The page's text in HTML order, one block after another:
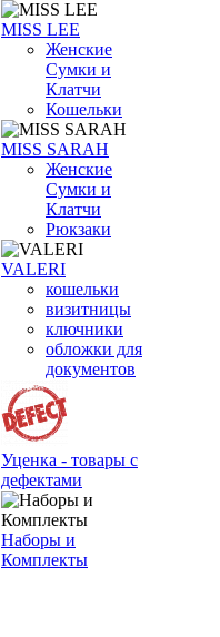
MISS LEE
Женские
Сумки и
Клатчи
Кошельки
MISS SARAH
Женские
Сумки и
Клатчи
Рюкзаки
VALERI
кошельки
визитницы
ключники
обложки для
документов
Уценка - товары с
дефектами
Наборы и
Комплекты